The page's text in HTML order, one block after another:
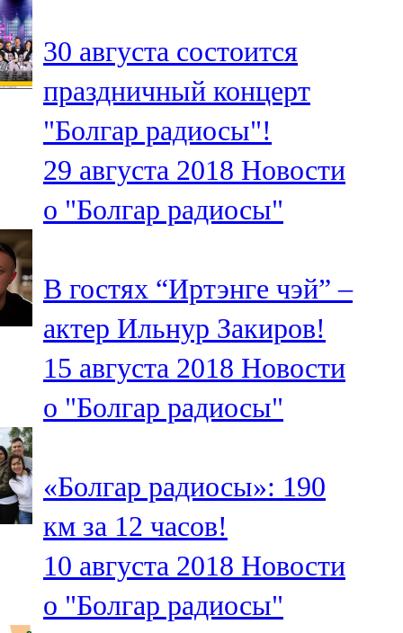
Нурлат
104,7 FM
Олы Әтнә
71,42 FM
Сарман
Теләче
106,1 FM
Түбән Кама
102,6 FM
107,7 FM
Чистай
103,0 FM
Чүпрәле
30 августа состоится
праздничный концерт
"Болгар радиосы"!
29 августа 2018 Новости
о "Болгар радиосы"
В гостях “Иртэнге чэй” –
актер Ильнур Закиров!
15 августа 2018 Новости
о "Болгар радиосы"
«Болгар радиосы»: 190
км за 12 часов!
10 августа 2018 Новости
о "Болгар радиосы"